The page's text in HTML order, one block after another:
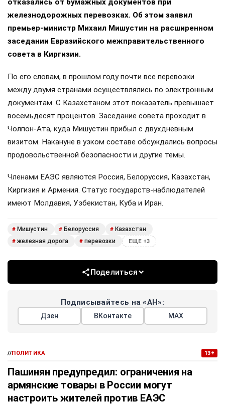
отказались от бумажных документов при
железнодорожных перевозках. Об этом заявил
премьер-министр Михаил Мишустин на расширенном
заседании Евразийского межправительственного
совета в Киргизии.
По его словам, в прошлом году почти все перевозки
между двумя странами осуществлялись по электронным
документам. С Казахстаном этот показатель превышает
восемьдесят процентов. Заседание совета проходит в
Чолпон-Ата, куда Мишустин прибыл с двухдневным
визитом. Накануне в узком составе обсуждались вопросы
продовольственной безопасности и другие темы.
Членами ЕАЭС являются Россия, Белоруссия, Казахстан,
Киргизия и Армения. Статус государств-наблюдателей
имеют Молдавия, Узбекистан, Куба и Иран.
# Мишустин # Белоруссия # Казахстан
# железная дорога # перевозки ЕЩЕ +3
Поделиться
Подписывайтесь на «АН»:
Дзен ВКонтакте МАХ
//ПОЛИТИКА 13+
Пашинян предупредил: ограничения на
армянские товары в России могут
настроить жителей против ЕАЭС